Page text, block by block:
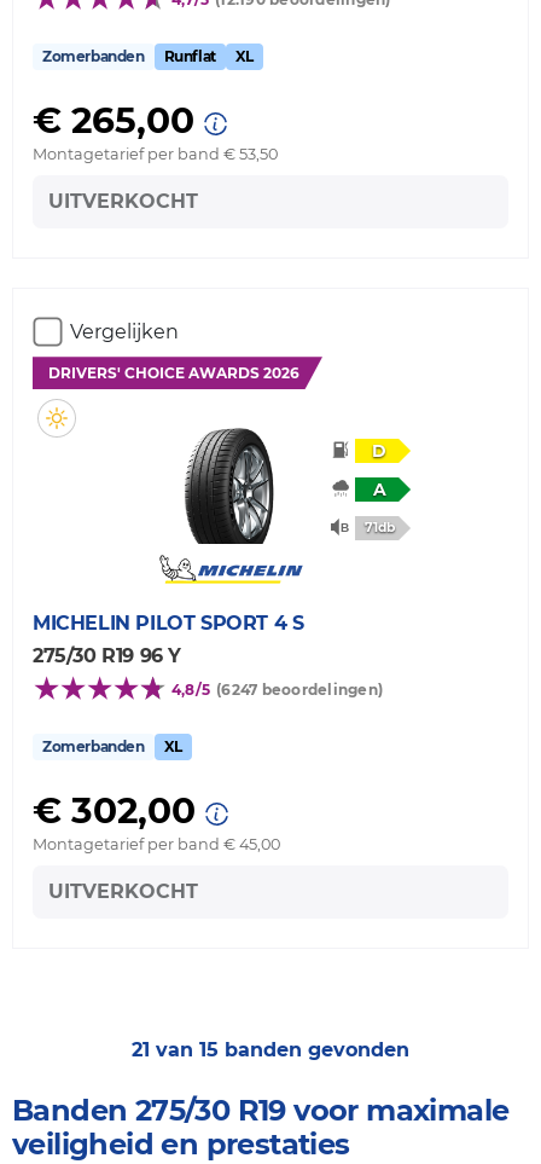
Zomerbanden Runflat XL
€ 265,00
Montagetarief per band € 53,50
UITVERKOCHT
Vergelijken
DRIVERS' CHOICE AWARDS 2026
D
A
71db
MICHELIN PILOT SPORT 4 S
275/30 R19 96 Y
4,8/5 (6247 beoordelingen)
Zomerbanden XL
€ 302,00
Montagetarief per band € 45,00
UITVERKOCHT
21 van 15 banden gevonden
Banden 275/30 R19 voor maximale
veiligheid en prestaties